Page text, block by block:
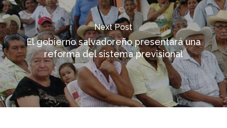
Next Post
El gobierno salvadoreño presentará una
reforma del sistema previsional